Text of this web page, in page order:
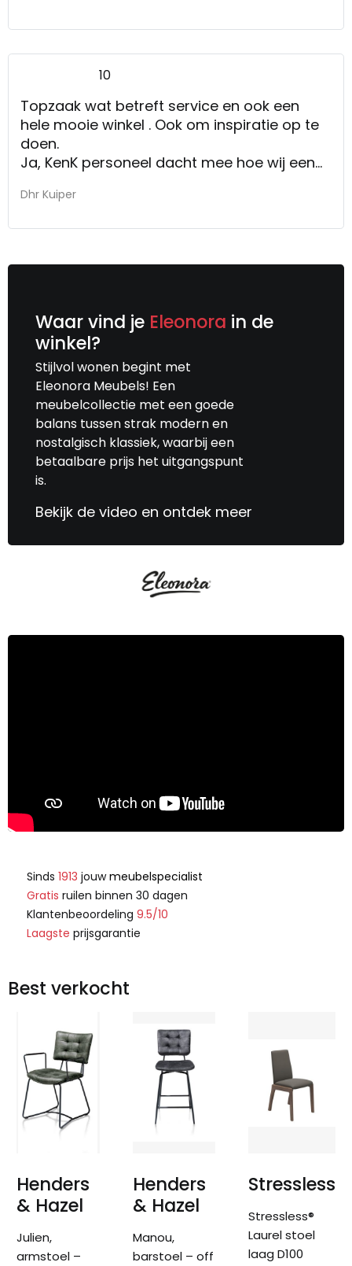
10
Topzaak wat betreft service en ook een
hele mooie winkel . Ook om inspiratie op te
doen.
Ja, KenK personeel dacht mee hoe wij een
gezien in de winkel op ons thuisadres in
Dhr Kuiper
Waar vind je Eleonora in de
winkel?
Stijlvol wonen begint met
Eleonora Meubels! Een
meubelcollectie met een goede
balans tussen strak modern en
nostalgisch klassiek, waarbij een
betaalbare prijs het uitgangspunt
is.
Bekijk de video en ontdek meer
Sinds 1913 jouwmeubelspecialist
Gratis ruilen binnen 30 dagen
Klantenbeoordeling 9.5/10
Laagste prijsgarantie
Best verkocht
Henders
& Hazel
Julien,
armstoel –
Henders
& Hazel
Manou,
barstoel – off
Stressless
Stressless®
Laurel stoel
laag D100